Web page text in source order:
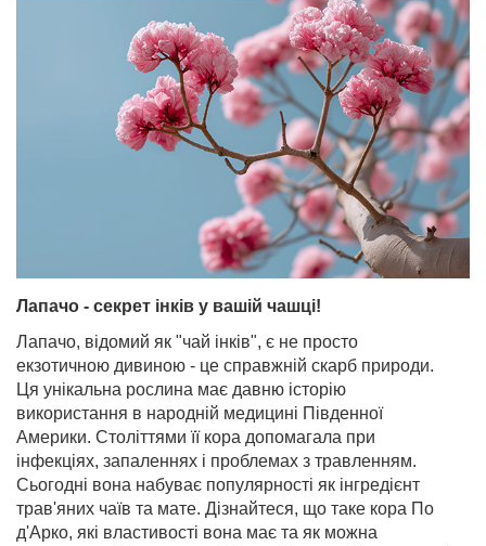
Лапачо - секрет інків у вашій чашці!
Лапачо, відомий як "чай інків", є не просто
екзотичною дивиною - це справжній скарб природи.
Ця унікальна рослина має давню історію
використання в народній медицині Південної
Америки. Століттями її кора допомагала при
інфекціях, запаленнях і проблемах з травленням.
Сьогодні вона набуває популярності як інгредієнт
трав'яних чаїв та мате. Дізнайтеся, що таке кора По
д'Арко, які властивості вона має та як можна